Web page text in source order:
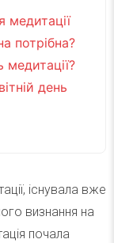
медитації
потрібна?
медитації?
день
існувала вже
визнання на
почала